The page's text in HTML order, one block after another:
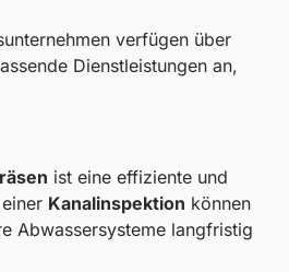
verfügen über
Dienstleistungen an,
ist eine effiziente und
Kanalinspektion können
Abwassersysteme langfristig